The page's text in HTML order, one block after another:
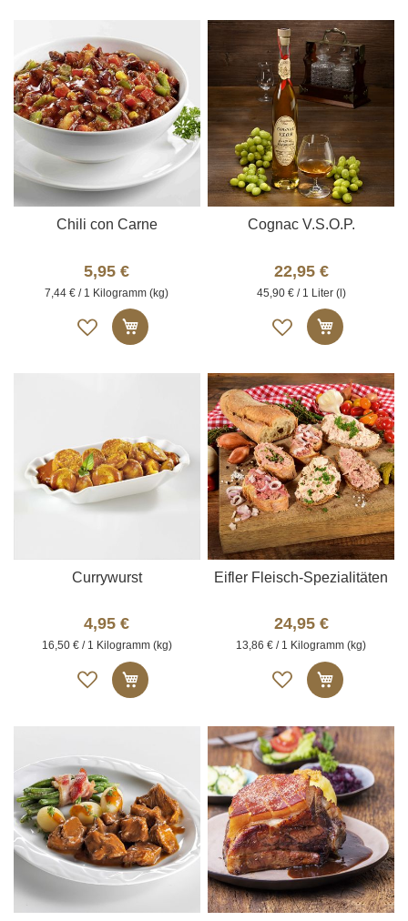
Chili con Carne
5,95 €
7,44 € / 1 Kilogramm (kg)
Auf
die
In den Warenkorb
Cognac V.S.O.P.
22,95 €
45,90 € / 1 Liter (l)
Auf
die
In den
Currywurst
4,95 €
16,50 € / 1 Kilogramm (kg)
Auf
die
In den Warenkorb
Eifler Fleisch-Spezialitäten
24,95 €
13,86 € / 1 Kilogramm (kg)
Auf
die
In den